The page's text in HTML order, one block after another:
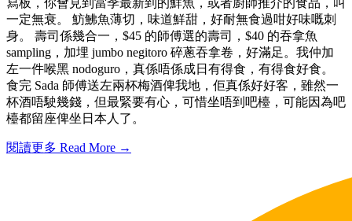
寫板，你會見到當季最新到的鮮魚，或者廚師推介的食品，叫
一定無衰。 魴鮄魚薄切，味道鮮甜，好耐無食過咁好味嘅刺
身。 壽司係幾合一，$45 的師傅選的壽司，$40 的吞拿魚
sampling，加埋 jumbo negitoro 碎蔥吞拿卷，好滿足。我仲加
左一件喉黑 nodoguro，真係唔係成日有得食，有得食好食。
食完 Sada 師傅送左兩杯梅酒俾我地，佢真係好好客，雖然一
杯酒唔駛幾錢，但最緊要有心，可惜坐唔到吧檯，可能因為吧
檯都留座俾坐日本人了。
閱讀更多 Read More →